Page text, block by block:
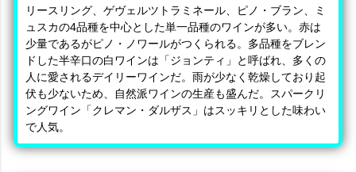
リースリング、ゲヴェルツトラミネール、ピノ・ブラン、ミ
ュスカの4品種を中心とした単一品種のワインが多い。赤は
少量であるがピノ・ノワールがつくられる。多品種をブレン
ドした半辛口の白ワインは「ジョンティ」と呼ばれ、多くの
人に愛されるデイリーワインだ。雨が少なく乾燥しており起
伏も少ないため、自然派ワインの生産も盛んだ。スパークリ
ングワイン「クレマン・ダルザス」はスッキリとした味わい
で人気。